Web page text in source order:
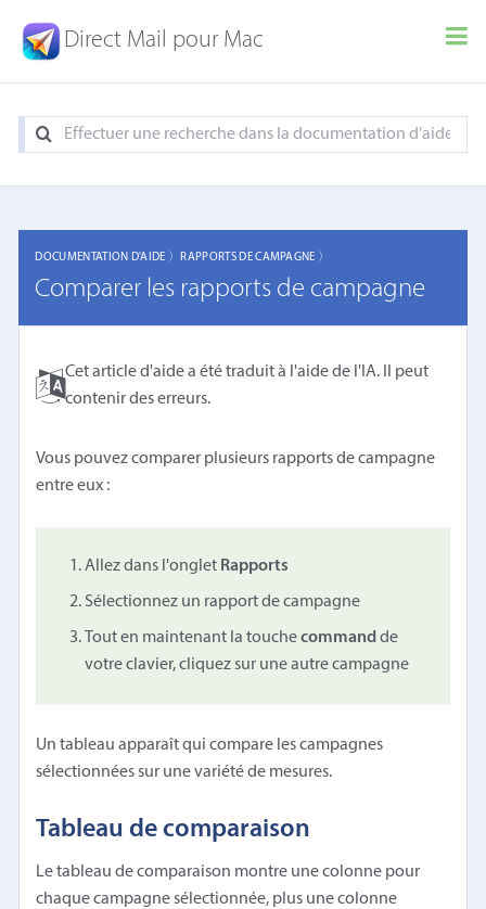
Direct Mail pour Mac
DOCUMENTATION D'AIDE 〉 RAPPORTS DE CAMPAGNE 〉
Comparer les rapports de campagne
Cet article d'aide a été traduit à l'aide de l'IA. Il peut
contenir des erreurs.
Vous pouvez comparer plusieurs rapports de campagne
entre eux :
Allez dans l'onglet Rapports
Sélectionnez un rapport de campagne
Tout en maintenant la touchecommand de
votre clavier, cliquez sur une autre campagne
Un tableau apparaît qui compare les campagnes
sélectionnées sur une variété de mesures.
Tableau de comparaison
Le tableau de comparaison montre une colonne pour
chaque campagne sélectionnée, plus une colonne